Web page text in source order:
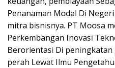
Penanaman Modal Di
mitra bisnisnya. PT Moosa
Perkembangan Inovasi
Berorientasi Di
perah Lewat Ilmu